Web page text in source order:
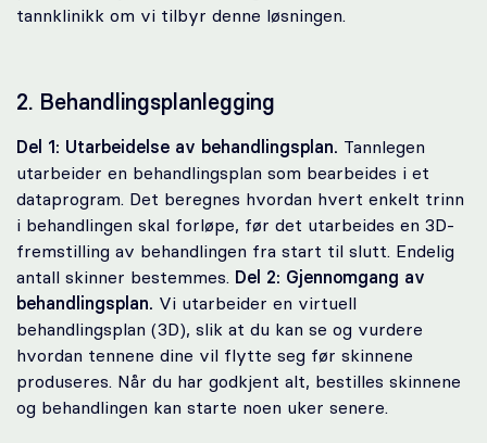
tannklinikk om vi tilbyr denne løsningen.
2. Behandlingsplanlegging
Del 1: Utarbeidelse av behandlingsplan. Tannlegen
utarbeider en behandlingsplan som bearbeides i et
dataprogram. Det beregnes hvordan hvert enkelt trinn
i behandlingen skal forløpe, før det utarbeides en 3D-
fremstilling av behandlingen fra start til slutt. Endelig
antall skinner bestemmes. Del 2: Gjennomgang av
behandlingsplan. Vi utarbeider en virtuell
behandlingsplan (3D), slik at du kan se og vurdere
hvordan tennene dine vil flytte seg før skinnene
produseres. Når du har godkjent alt, bestilles skinnene
og behandlingen kan starte noen uker senere.